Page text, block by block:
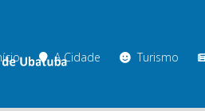
A Cidade Turismo